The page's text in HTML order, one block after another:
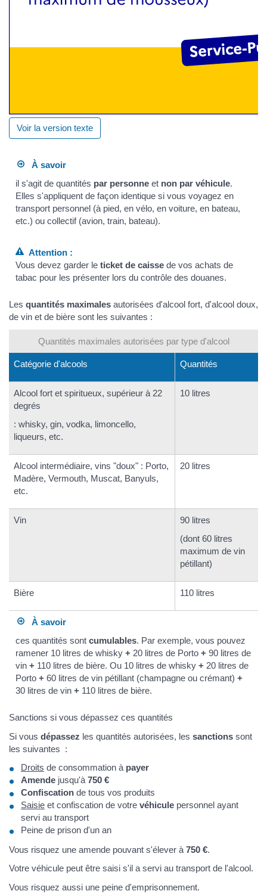
Voir la version texte
À savoir
il s'agit de quantités par personne et non par véhicule.
Elles s'appliquent de façon identique si vous voyagez en
transport personnel (à pied, en vélo, en voiture, en bateau,
etc.) ou collectif (avion, train, bateau).
Attention :
Vous devez garder leticket de caisse de vos achats de
tabac pour les présenter lors du contrôle des douanes.
Les quantités maximales autorisées d'alcool fort, d'alcool doux,
de vin et de bière sont les suivantes :
Quantités maximales autorisées par type d'alcool
Catégorie d'alcools Quantités
Alcool fort et spiritueux, supérieur à 22
degrés
: whisky, gin, vodka, limoncello,
liqueurs, etc.
10 litres
Alcool intermédiaire, vins "doux" : Porto,
Madère, Vermouth, Muscat, Banyuls,
etc.
20 litres
Vin
90 litres
(dont 60 litres
maximum de vin
pétillant)
Bière 110 litres
À savoir
ces quantités sontcumulables. Par exemple, vous pouvez
ramener 10 litres de whisky+ 20 litres de Porto+ 90 litres de
vin+ 110 litres de bière. Ou 10 litres de whisky+ 20 litres de
Porto+ 60 litres de vin pétillant (champagne ou crémant)+
30 litres de vin+ 110 litres de bière.
Sanctions si vous dépassez ces quantités
Si vous dépassez les quantités autorisées, les sanctions sont
les suivantes :
Droits de consommation à payer
Amende jusqu'à 750 €
Confiscation de tous vos produits
Saisie et confiscation de votre véhicule personnel ayant
servi au transport
Peine de prison d'un an
Vous risquez une amende pouvant s'élever à 750 €.
Votre véhicule peut être saisi s'il a servi au transport de l'alcool.
Vous risquez aussi une peine d'emprisonnement.